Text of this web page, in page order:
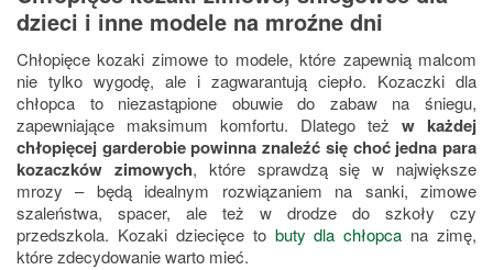
dzieci i inne modele na mroźne dni
Chłopięce kozaki zimowe to modele, które zapewnią malcom
nie tylko wygodę, ale i zagwarantują ciepło. Kozaczki dla
chłopca to niezastąpione obuwie do zabaw na śniegu,
zapewniające maksimum komfortu. Dlatego też w każdej
chłopięcej garderobie powinna znaleźć się choć jedna para
kozaczków zimowych, które sprawdzą się w największe
mrozy – będą idealnym rozwiązaniem na sanki, zimowe
szaleństwa, spacer, ale też w drodze do szkoły czy
przedszkola. Kozaki dziecięce to buty dla chłopca na zimę,
które zdecydowanie warto mieć.